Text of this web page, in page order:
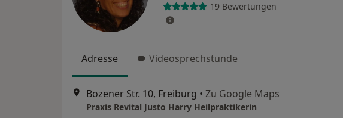
19 Bewertungen
Adresse Videosprechstunde
Bozener Str. 10, Freiburg • Zu Google Maps
Praxis Revital Justo Harry Heilpraktikerin